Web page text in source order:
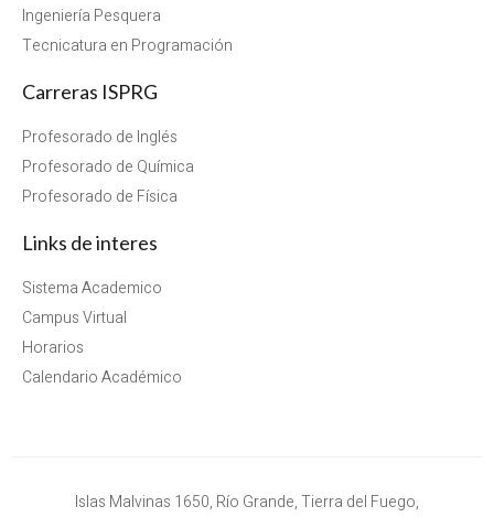
Ingeniería Pesquera
Tecnicatura en Programación
Carreras ISPRG
Profesorado de Inglés
Profesorado de Química
Profesorado de Física
Links de interes
Sistema Academico
Campus Virtual
Horarios
Calendario Académico
Islas Malvinas 1650, Río Grande, Tierra del Fuego,